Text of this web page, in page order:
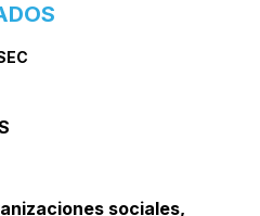
sociales,